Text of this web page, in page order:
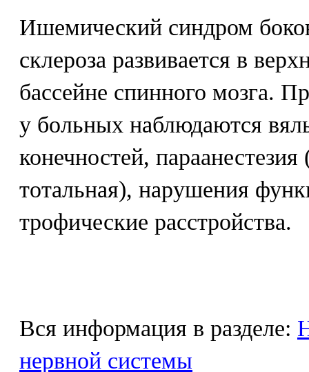
Ишемический синдром
склероза развивается в
бассейне спинного мозга.
у больных наблюдаются
конечностей,
тотальная), нарушения
трофические расстройства.
Вся информация в разделе:
нервной системы